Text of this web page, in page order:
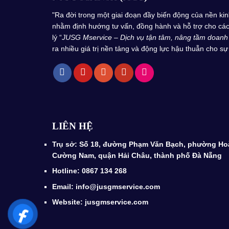
"Ra đời trong một giai đoạn đầy biến động của nền
nhằm định hướng tư vấn, đồng hành và hỗ trợ cho
lý “JUSG Mservice – Dịch vụ tận tâm, nâng tầm
ra nhiều giá trị nền tảng và động lực hậu thuẫn cho
LIÊN HỆ
Trụ sở: Số 18, đường Phạm Văn Bạch, phường
Cường Nam, quận Hải Châu, thành phố Đà Nẵng
Hotline: 0867 134 268
Email: info@jusgmservice.com
Website: jusgmservice.com